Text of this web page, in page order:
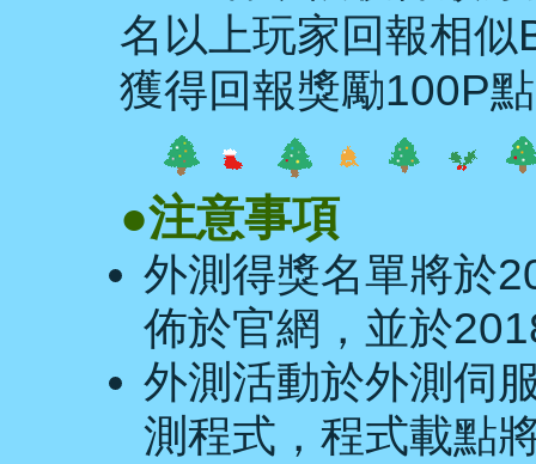
名以上玩家回報相
獲得回報獎勵100P
●注意事項
外測得獎名單將於
佈於官網，並於
外測活動於外測伺
測程式，程式載點